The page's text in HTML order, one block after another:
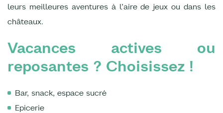
leurs meilleures aventures à l’aire de jeux ou dans les
châteaux.
Vacances actives ou
reposantes ? Choisissez !
Bar, snack, espace sucré
Epicerie